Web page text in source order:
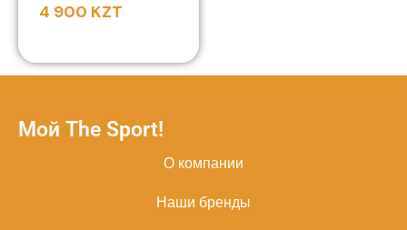
4 900 KZT
Мой The Sport!
О компании
Наши бренды